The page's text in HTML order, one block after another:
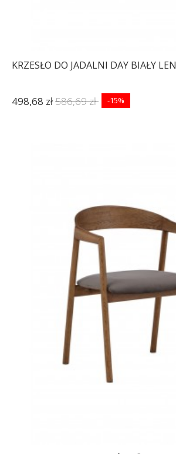
KRZESŁO DO JADALNI DAY BIAŁY LEN
498,68 zł586,69 zł -15%